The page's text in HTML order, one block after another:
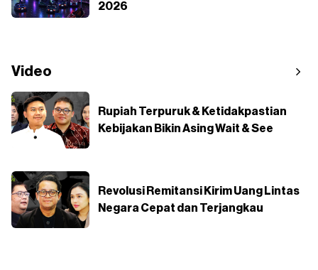
2026
Video
Rupiah Terpuruk & Ketidakpastian
Kebijakan Bikin Asing Wait & See
Revolusi Remitansi Kirim Uang Lintas
Negara Cepat dan Terjangkau